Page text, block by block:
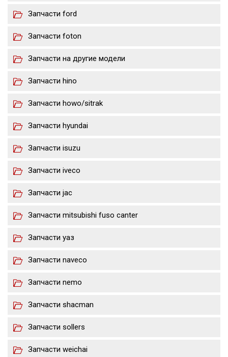
Запчасти ford
Запчасти foton
Запчасти на другие модели
Запчасти hino
Запчасти howo/sitrak
Запчасти hyundai
Запчасти isuzu
Запчасти iveco
Запчасти jac
Запчасти mitsubishi fuso canter
Запчасти уаз
Запчасти naveco
Запчасти nemo
Запчасти shacman
Запчасти sollers
Запчасти weichai